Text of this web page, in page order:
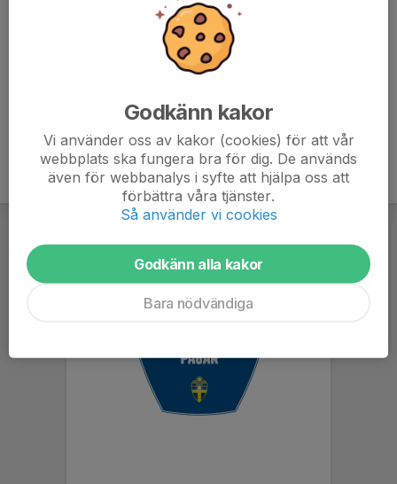
Godkänn kakor
Vi använder oss av kakor (cookies) för att vår
webbplats ska fungera bra för dig. De används
även för webbanalys i syfte att hjälpa oss att
förbättra våra tjänster.
Så använder vi cookies
Godkänn alla kakor
Bara nödvändiga